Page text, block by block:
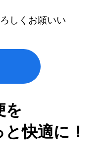
しくお願いい
を
快適に！